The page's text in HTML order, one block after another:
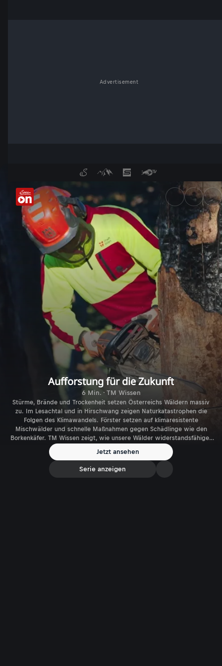
Advertisement
Aufforstung für die Zukunft -
Aufforstung für die Zukunft
6 Min. · TM Wissen
Stürme, Brände und Trockenheit setzen Österreichs Wäldern massiv
zu. Im Lesachtal und in Hirschwang zeigen Naturkatastrophen die
Folgen des Klimawandels. Förster setzen auf klimaresistente
Mischwälder und schnelle Maßnahmen gegen Schädlinge wie den
Borkenkäfer. TM Wissen zeigt, wie unsere Wälder widerstandsfähiger
werden sollen – und ob die Natur noch genug Zeit zur Erholung hat.
Jetzt ansehen
Serie anzeigen